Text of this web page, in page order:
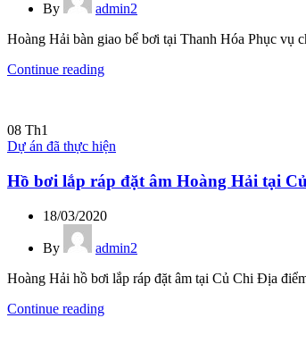
By
admin2
Hoàng Hải bàn giao bể bơi tại Thanh Hóa Phục
Continue reading
08 Th1
Dự án đã thực hiện
Hồ bơi lắp ráp đặt âm Hoàng Hải tại
18/03/2020
By
admin2
Hoàng Hải hồ bơi lắp ráp đặt âm tại Củ Chi Địa
Continue reading